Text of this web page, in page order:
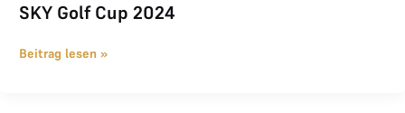
SKY Golf Cup 2024
Beitrag lesen »